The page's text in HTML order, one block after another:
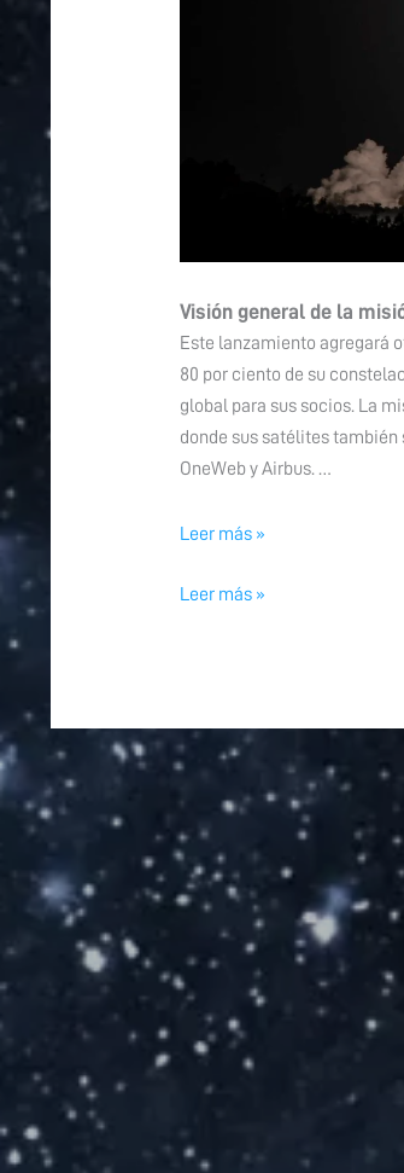
Visión general de la
Este lanzamiento agregará
80 por ciento de su
global para sus socios. La
donde sus satélites también
OneWeb y Airbus. …
Leer más »
Leer más »